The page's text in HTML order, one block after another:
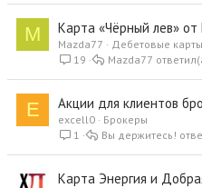
M Карта «Чёрный лев»
Mazda77
Дебетовые карты
19
Mazda77
E Акции для клиентов
excell0
Брокеры
1
Вы держитесь!
Карта Энергия и